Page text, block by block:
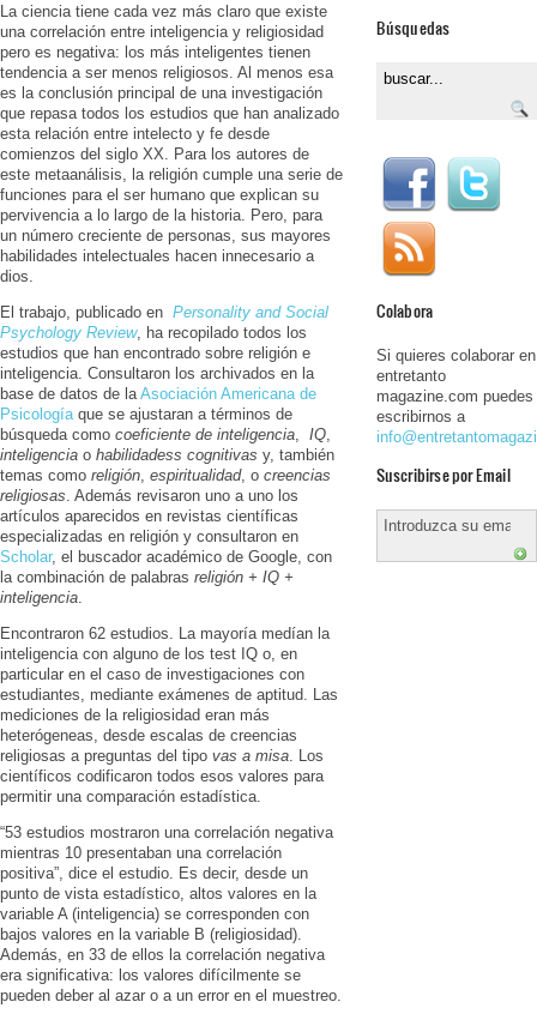
La ciencia tiene cada vez más claro que existe
una correlación entre inteligencia y religiosidad
pero es negativa: los más inteligentes tienen
tendencia a ser menos religiosos. Al menos esa
es la conclusión principal de una investigación
que repasa todos los estudios que han analizado
esta relación entre intelecto y fe desde
comienzos del siglo XX. Para los autores de
este metaanálisis, la religión cumple una serie de
funciones para el ser humano que explican su
pervivencia a lo largo de la historia. Pero, para
un número creciente de personas, sus mayores
habilidades intelectuales hacen innecesario a
dios.
El trabajo, publicado en Personality and Social
Psychology Review, ha recopilado todos los
estudios que han encontrado sobre religión e
inteligencia. Consultaron los archivados en la
base de datos de la Asociación Americana de
Psicología que se ajustaran a términos de
búsqueda como coeficiente de inteligencia IQ
inteligencia o habilidadess cognitivas y, también
temas como religión espiritualidad, o creencias
religiosas . Además revisaron uno a uno los
artículos aparecidos en revistas científicas
especializadas en religión y consultaron en
Scholar, el buscador académico de Google, con
la combinación de palabras religión + IQ +
inteligencia
Encontraron 62 estudios. La mayoría medían la
inteligencia con alguno de los test IQ o, en
particular en el caso de investigaciones con
estudiantes, mediante exámenes de aptitud. Las
mediciones de la religiosidad eran más
heterógeneas, desde escalas de creencias
religiosas a preguntas del tipo vas a misa . Los
científicos codificaron todos esos valores para
permitir una comparación estadística.
“53 estudios mostraron una correlación negativa
mientras 10 presentaban una correlación
positiva”, dice el estudio. Es decir, desde un
punto de vista estadístico, altos valores en la
variable A (inteligencia) se corresponden con
bajos valores en la variable B (religiosidad).
Además, en 33 de ellos la correlación negativa
era significativa: los valores difícilmente se
pueden deber al azar o a un error en el muestreo.
Búsquedas
Colabora
Si quieres colaborar en
entretanto
magazine.com puedes
escribirnos a
Suscribirse por Email